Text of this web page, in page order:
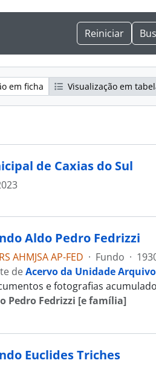
em ficha Visualização em
de Caxias do Sul
Aldo Pedro Fedrizzi
AHMJSA AP-FED · Fundo ·
deAcervo da Unidade
e fotografias
Pedro Fedrizzi [e família]
Euclides Triches